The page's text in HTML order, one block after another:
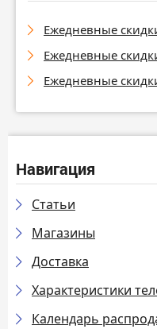
Ежедневные
Ежедневные
Ежедневные
Навигация
Статьи
Магазины
Доставка
Характеристики
Календарь